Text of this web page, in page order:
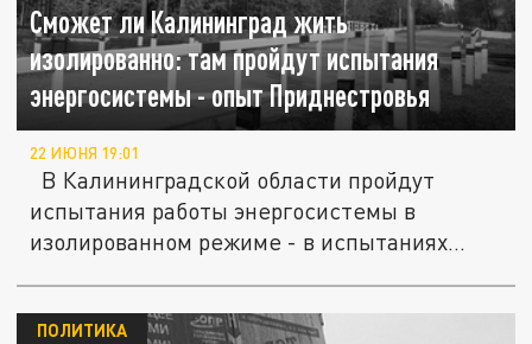
Сможет ли Калининград жить
изолированно: там пройдут испытания
энергосистемы - опыт Приднестровья
22 ИЮНЯ 19:01
испытания работы энергосистемы в
изолированном режиме - в испытаниях...
ПОЛИТИКА